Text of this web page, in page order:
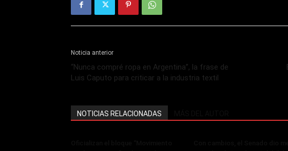
Noticia anterior
“Nunca compré ropa en Argentina”, la frase de
Luis Caputo para criticar a la industria textil
NOTICIAS RELACIONADAS